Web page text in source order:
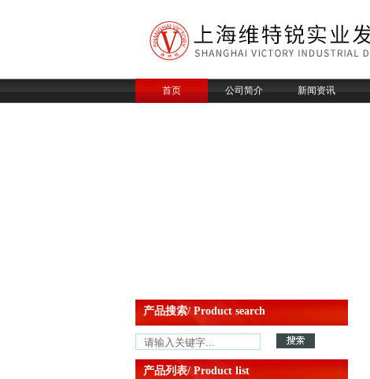
首页 公司简介 新闻资讯
产品搜索/ Product search
产品列表/ Product list